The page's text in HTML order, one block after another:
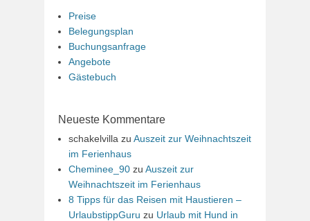
Preise
Belegungsplan
Buchungsanfrage
Angebote
Gästebuch
Neueste Kommentare
schakelvilla zu Auszeit zur Weihnachtszeit
im Ferienhaus
Cheminee_90 zu Auszeit zur
Weihnachtszeit im Ferienhaus
8 Tipps für das Reisen mit Haustieren –
UrlaubstippGuru zu Urlaub mit Hund in